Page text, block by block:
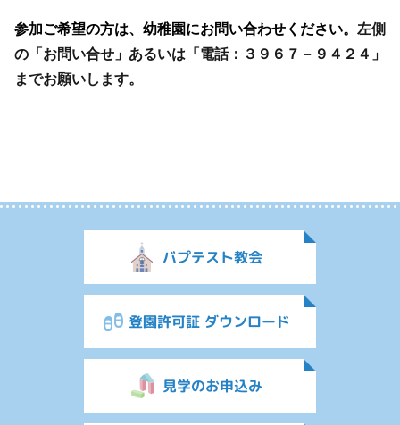
参加ご希望の方は、幼稚園にお問い合わせください。 左側
の「お問い合せ」あるいは「電話：３９６７－９４２４」
までお願いします。
バプテスト教会
登園許可証 ダウンロード
見学のお申込み